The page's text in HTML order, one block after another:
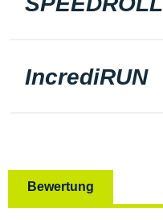
IncrediRUN
Bewertung